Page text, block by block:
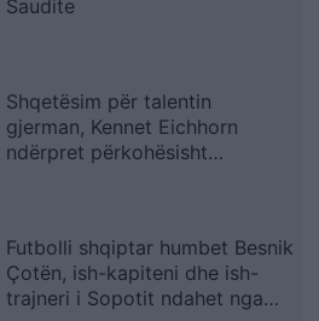
Saudite
Shqetësim për talentin
gjerman, Kennet Eichhorn
ndërpret përkohësisht
Futbolli shqiptar humbet Besnik
Çotën, ish-kapiteni dhe ish-
trajneri i Sopotit ndahet nga